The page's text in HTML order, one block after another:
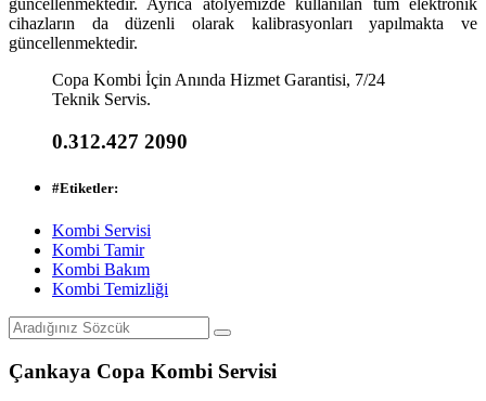
cihazların da düzenli olarak kalibrasyonları yapılmakta ve
güncellenmektedir.
Copa Kombi İçin Anında Hizmet Garantisi, 7/24
Teknik Servis.
0.312.427 2090
#Etiketler:
Kombi Servisi
Kombi Tamir
Kombi Bakım
Kombi Temizliği
Çankaya Copa Kombi Servisi